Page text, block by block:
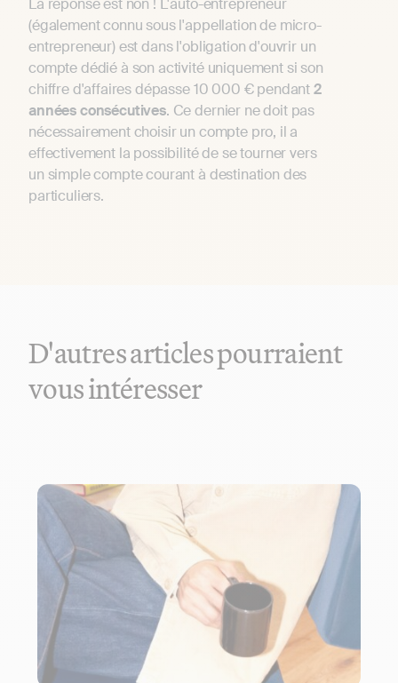
La réponse est non ! L'auto-entrepreneur
(également connu sous l'appellation de micro-
entrepreneur) est dans l'obligation d'ouvrir un
compte dédié à son activité uniquement si son
chiffre d'affaires dépasse 10 000 € pendant2
années consécutives. Ce dernier ne doit pas
nécessairement choisir un compte pro, il a
effectivement la possibilité de se tourner vers
un simple compte courant à destination des
particuliers.
D'autres articles pourraient
vous intéresser